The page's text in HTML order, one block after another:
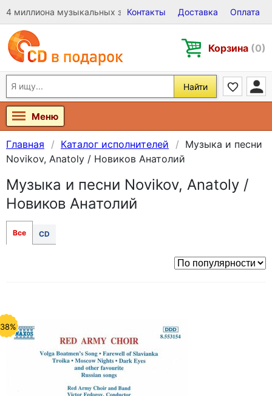
4 миллиона музыкальных записей на Виниле, CD и DVD
Контакты Доставка Оплата
Корзина (0)
Найти
Меню
Главная Каталог исполнителей
Музыка и песни
Novikov, Anatoly / Новиков Анатолий
Музыка и песни Novikov, Anatoly /
Новиков Анатолий
Все CD